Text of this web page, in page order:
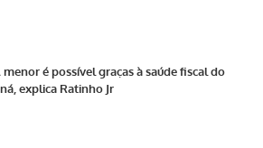
menor é possível graças à saúde fiscal do
explica Ratinho Jr